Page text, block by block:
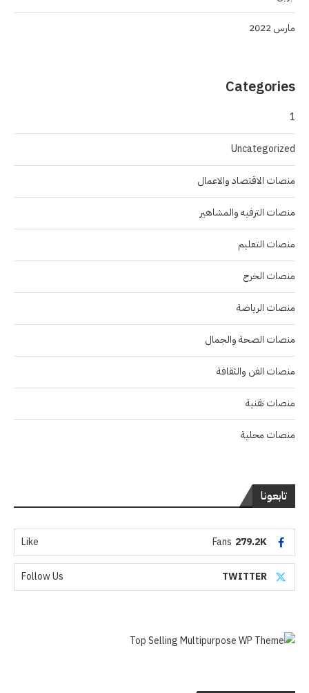
مارس 2022
Categories
1
Uncategorized
منصات الاقتصاد والاعمال
منصات الترفيه والمشاهير
منصات التعليم
منصات الخرج
منصات الرياضة
منصات الصحة والجمال
منصات الفن والثقافة
منصات تقنية
منصات محلية
تابعونا
279.2K
Fans
Like
TWITTER
Follow Us